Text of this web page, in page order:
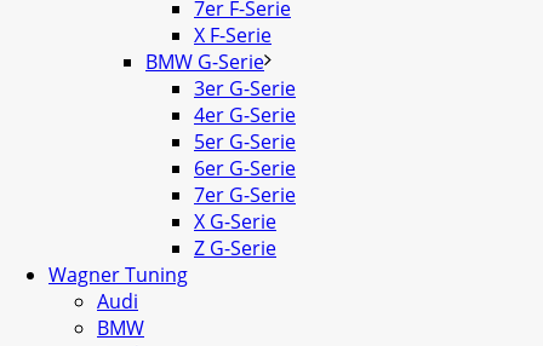
7er F-Serie
X F-Serie
BMW G-Serie
3er G-Serie
4er G-Serie
5er G-Serie
6er G-Serie
7er G-Serie
X G-Serie
Z G-Serie
Wagner Tuning
Audi
BMW